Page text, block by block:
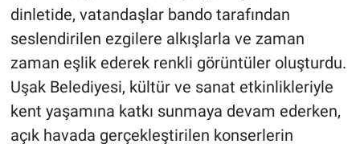
dinletide, vatandaşlar bando tarafından
seslendirilen ezgilere alkışlarla ve zaman
zaman eşlik ederek renkli görüntüler oluşturdu.
Uşak Belediyesi, kültür ve sanat etkinlikleriyle
kent yaşamına katkı sunmaya devam ederken,
açık havada gerçekleştirilen konserlerin